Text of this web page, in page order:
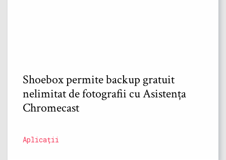
Shoebox permite backup gratuit
nelimitat de fotografii cu Asistența
Chromecast
Aplicații